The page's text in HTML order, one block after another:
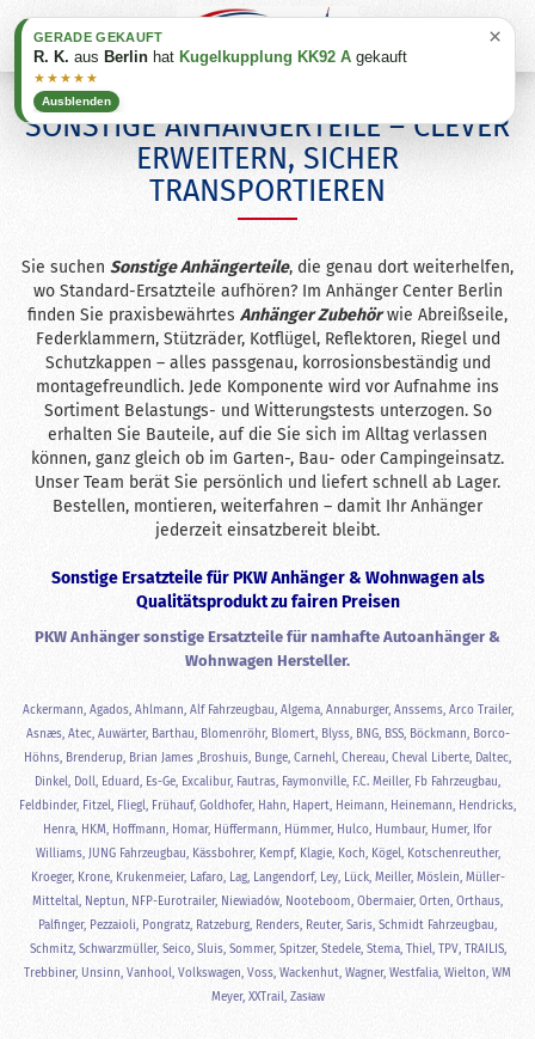
SONSTIGE ANHÄNGERTEILE – CLEVER
ERWEITERN, SICHER
TRANSPORTIEREN
Sie suchen Sonstige Anhängerteile, die genau dort weiterhelfen,
wo Standard-Ersatzteile aufhören? Im Anhänger Center Berlin
finden Sie praxisbewährtes Anhänger Zubehörwie Abreißseile,
Federklammern, Stützräder, Kotflügel, Reflektoren, Riegel und
Schutzkappen – alles passgenau, korrosionsbeständig und
montagefreundlich. Jede Komponente wird vor Aufnahme ins
Sortiment Belastungs- und Witterungstests unterzogen. So
erhalten Sie Bauteile, auf die Sie sich im Alltag verlassen
können, ganz gleich ob im Garten-, Bau- oder Camping­einsatz.
Unser Team berät Sie persönlich und liefert schnell ab Lager.
Bestellen, montieren, weiterfahren – damit Ihr Anhänger
jederzeit einsatzbereit bleibt.
Sonstige Ersatzteile für PKW Anhänger & Wohnwagen als
Qualitätsprodukt zu fairen Preisen
PKW Anhänger sonstige Ersatzteile für namhafte Autoanhänger &
Wohnwagen Hersteller.
Ackermann, Agados, Ahlmann, Alf Fahrzeugbau, Algema, Annaburger, Anssems, Arco Trailer,
Asnæs, Atec, Auwärter, Barthau, Blomenröhr, Blomert, Blyss, BNG, BSS, Böckmann, Borco-
Höhns, Brenderup, Brian James ,Broshuis, Bunge, Carnehl, Chereau, Cheval Liberte, Daltec,
Dinkel, Doll, Eduard, Es-Ge, Excalibur, Fautras, Faymonville, F.C. Meiller, Fb Fahrzeugbau,
Feldbinder, Fitzel, Fliegl, Frühauf, Goldhofer, Hahn, Hapert, Heimann, Heinemann, Hendricks,
Henra, HKM, Hoffmann, Homar, Hüffermann, Hümmer, Hulco, Humbaur, Humer, Ifor
Williams, JUNG Fahrzeugbau, Kässbohrer, Kempf, Klagie, Koch, Kögel, Kotschenreuther,
Kroeger, Krone, Krukenmeier, Lafaro, Lag, Langendorf, Ley, Lück, Meiller, Möslein, Müller-
Mitteltal, Neptun, NFP-Eurotrailer, Niewiadów, Nooteboom, Obermaier, Orten, Orthaus,
Palfinger, Pezzaioli, Pongratz, Ratzeburg, Renders, Reuter, Saris, Schmidt Fahrzeugbau,
Schmitz, Schwarzmüller, Seico, Sluis, Sommer, Spitzer, Stedele, Stema, Thiel, TPV, TRAILIS,
Trebbiner, Unsinn, Vanhool, Volkswagen, Voss, Wackenhut, Wagner, Westfalia, Wielton, WM
Meyer, XXTrail, Zasław
×
GERADE GEKAUFT
R. K. aus Berlin hat Kugelkupplung KK92 A gekauft
★★★★★
Ausblenden